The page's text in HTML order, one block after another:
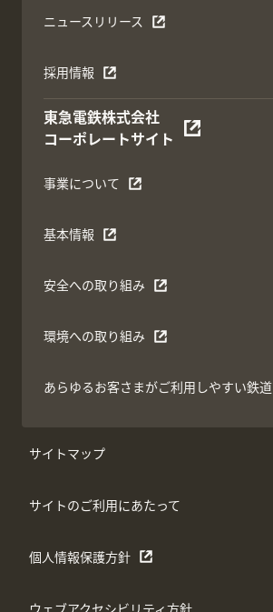
ニュースリリース
採用情報
東急電鉄株式会社
コーポレートサイト
事業について
基本情報
安全への取り組み
環境への取り組み
あらゆるお客さまがご利用しやすい鉄道
サイトマップ
サイトのご利用にあたって
個人情報保護方針
ウェブアクセシビリティ方針